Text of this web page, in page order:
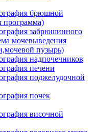
брюшной
программа)
забрюшинного
мочевыведения
пузырь)
надпочечников
печени
поджелудочной
почек
височной